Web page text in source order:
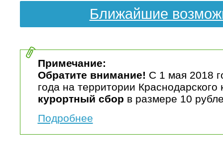
Ближайшие
Примечание:
Обратите внимание! С 1 мая 2018
года на территории Краснодарского
курортный сбор в размере 10
Подробнее